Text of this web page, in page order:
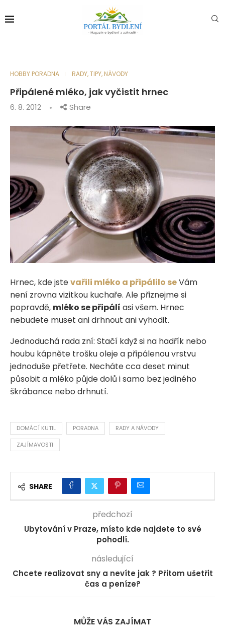
HOBBY PORADNA RADY, TIPY, NÁVODY
Připálené mléko, jak vyčistit hrnec
6. 8. 2012 Share
Hrnec, kde jstevařili mléko a připálilo seVám
není zrovna vizitkou kuchaře. Ale přiznejme si
popravdě, mléko se připálí asi všem. Hrnec
nebudete muset ani drhnout ani vyhodit.
Jednoduchá rada zní: Stačí když si na hadřík nebo
houbu kápněte trošku oleje a připálenou vrstvu
jednoduše přetřete. Necháte cca deset minut
působit a mléko půjde dolů i samo bez jediného
škrábance nebo drhnutí.
DOMÁCÍ KUTIL PORADNA RADY A NÁVODY
ZAJÍMAVOSTI
SHARE
předchozí
Ubytování v Praze, místo kde najdete to své
pohodlí.
následující
Chcete realizovat sny a nevíte jak ? Přitom ušetřit
čas a peníze?
MŮŽE VÁS ZAJÍMAT